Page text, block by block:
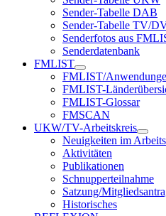
Sender-Tabelle DAB
Sender-Tabelle TV/
Senderfotos aus
Senderdatenbank
FMLIST
FMLIST/
FMLIST-
FMLIST-Glossar
FMSCAN
UKW/TV-Arbeitskreis
Neuigkeiten im
Aktivitäten
Publikationen
Schnupperteilnahme
Satzung/
Historisches